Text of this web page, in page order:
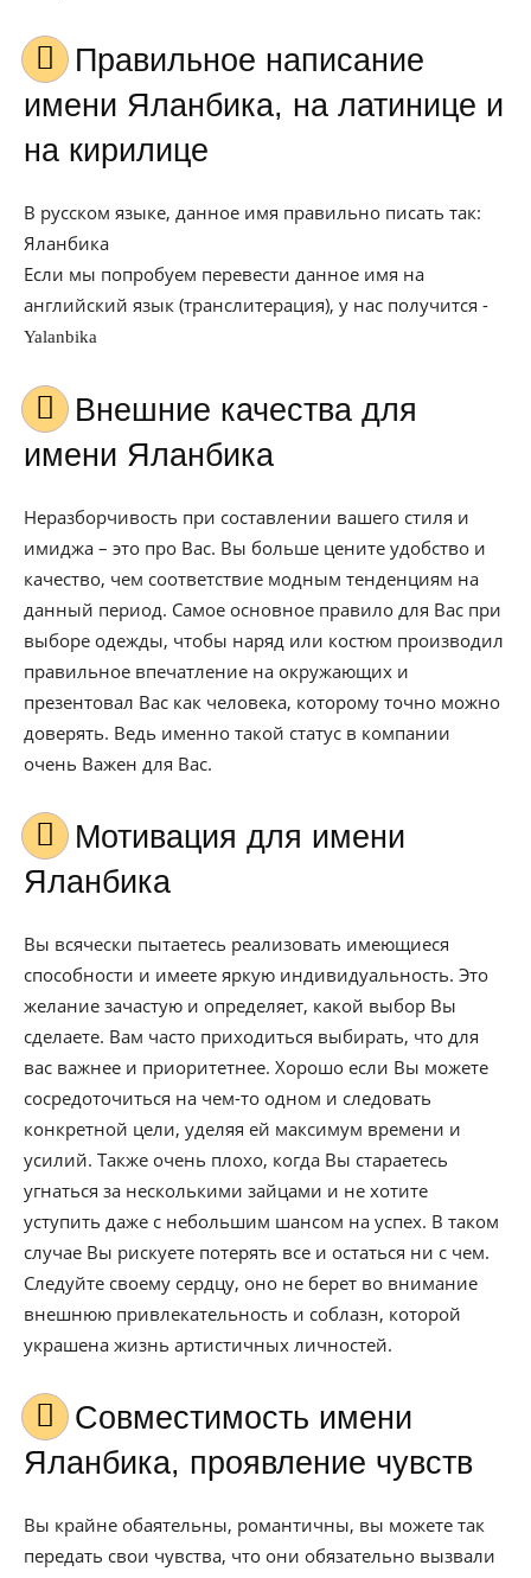
Правильное написание
имени Яланбика, на латинице и
на кирилице
В русском языке, данное имя правильно писать так:
Яланбика
Если мы попробуем перевести данное имя на
английский язык (транслитерация), у нас получится -
Yalanbika
Внешние качества для
имени Яланбика
Неразборчивость при составлении вашего стиля и
имиджа – это про Вас. Вы больше цените удобство и
качество, чем соответствие модным тенденциям на
данный период. Самое основное правило для Вас при
выборе одежды, чтобы наряд или костюм производил
правильное впечатление на окружающих и
презентовал Вас как человека, которому точно можно
доверять. Ведь именно такой статус в компании
очень Важен для Вас.
Мотивация для имени
Яланбика
Вы всячески пытаетесь реализовать имеющиеся
способности и имеете яркую индивидуальность. Это
желание зачастую и определяет, какой выбор Вы
сделаете. Вам часто приходиться выбирать, что для
вас важнее и приоритетнее. Хорошо если Вы можете
сосредоточиться на чем-то одном и следовать
конкретной цели, уделяя ей максимум времени и
усилий. Также очень плохо, когда Вы стараетесь
угнаться за несколькими зайцами и не хотите
уступить даже с небольшим шансом на успех. В таком
случае Вы рискуете потерять все и остаться ни с чем.
Следуйте своему сердцу, оно не берет во внимание
внешнюю привлекательность и соблазн, которой
украшена жизнь артистичных личностей.
Совместимость имени
Яланбика, проявление чувств
Вы крайне обаятельны, романтичны, вы можете так
передать свои чувства, что они обязательно вызвали